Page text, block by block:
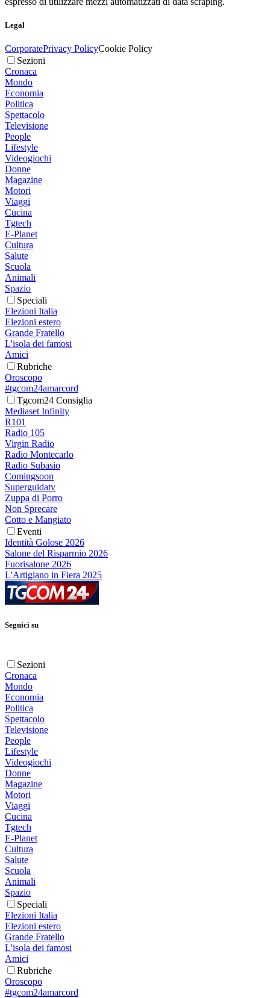
Legal
CorporatePrivacy PolicyCookie Policy
Sezioni
Cronaca
Mondo
Economia
Politica
Spettacolo
Televisione
People
Lifestyle
Videogiochi
Donne
Magazine
Motori
Viaggi
Cucina
Tgtech
E-Planet
Cultura
Salute
Scuola
Animali
Spazio
Speciali
Elezioni Italia
Elezioni estero
Grande Fratello
L'isola dei famosi
Amici
Rubriche
Oroscopo
#tgcom24amarcord
Tgcom24 Consiglia
Mediaset Infinity
R101
Radio 105
Virgin Radio
Radio Montecarlo
Radio Subasio
Comingsoon
Superguidatv
Zuppa di Porro
Non Sprecare
Cotto e Mangiato
Eventi
Identità Golose 2026
Salone del Risparmio 2026
Fuorisalone 2026
L'Artigiano in Fiera 2025
Seguici su
Sezioni
Cronaca
Mondo
Economia
Politica
Spettacolo
Televisione
People
Lifestyle
Videogiochi
Donne
Magazine
Motori
Viaggi
Cucina
Tgtech
E-Planet
Cultura
Salute
Scuola
Animali
Spazio
Speciali
Elezioni Italia
Elezioni estero
Grande Fratello
L'isola dei famosi
Amici
Rubriche
Oroscopo
#tgcom24amarcord